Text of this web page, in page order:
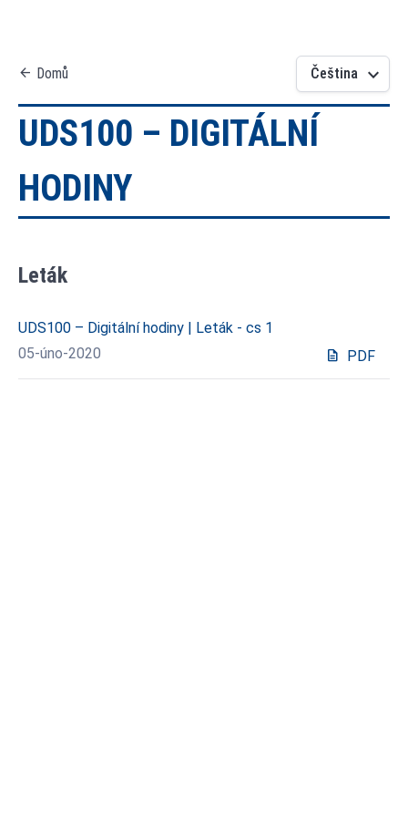
arrow_back Domů Čeština keyboard_arrow_down
UDS100 – DIGITÁLNÍ
HODINY
Leták
UDS100 – Digitální hodiny | Leták - cs 1
05-úno-2020
description PDF